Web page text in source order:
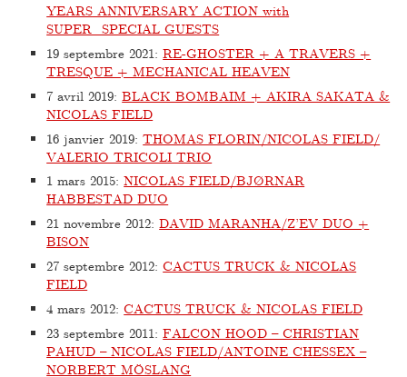
YEARS ANNIVERSARY ACTION with
SUPER_SPECIAL GUESTS
19 septembre 2021:RE-GHOSTER + A TRAVERS +
TRESQUE + MECHANICAL HEAVEN
7 avril 2019:BLACK BOMBAIM + AKIRA SAKATA &
NICOLAS FIELD
16 janvier 2019:THOMAS FLORIN/NICOLAS FIELD/
VALERIO TRICOLI TRIO
1 mars 2015:NICOLAS FIELD/BJØRNAR
HABBESTAD DUO
21 novembre 2012:DAVID MARANHA/Z’EV DUO +
BISON
27 septembre 2012:CACTUS TRUCK & NICOLAS
FIELD
4 mars 2012:CACTUS TRUCK & NICOLAS FIELD
23 septembre 2011:FALCON HOOD – CHRISTIAN
PAHUD – NICOLAS FIELD/ANTOINE CHESSEX –
NORBERT MÖSLANG